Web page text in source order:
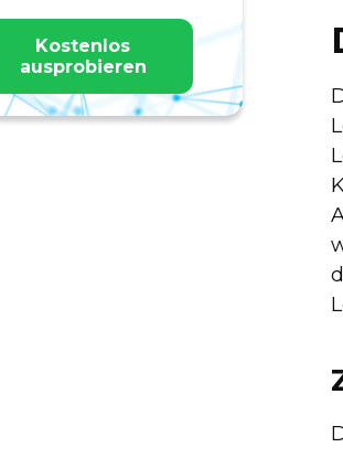
Kostenlos
ausprobieren